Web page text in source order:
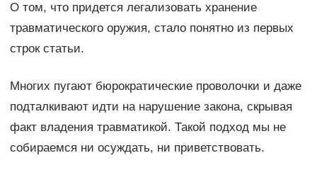
О том, что придется легализовать хранение
травматического оружия, стало понятно из первых
строк статьи.
Многих пугают бюрократические проволочки и даже
подталкивают идти на нарушение закона, скрывая
факт владения травматикой. Такой подход мы не
собираемся ни осуждать, ни приветствовать.